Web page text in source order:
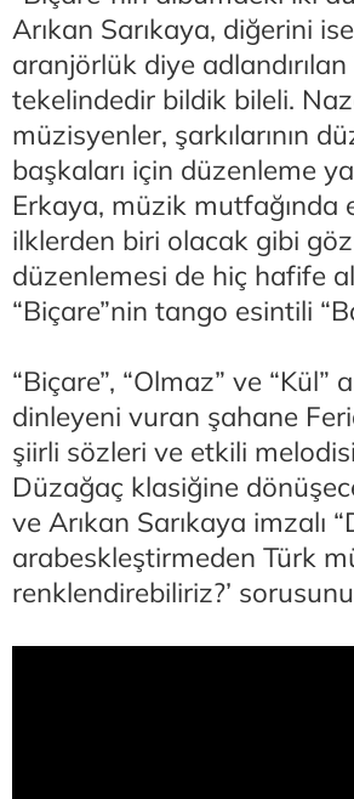
Arıkan Sarıkaya, diğerini
aranjörlük diye
tekelindedir bildik bileli.
müzisyenler, şarkılarının
başkaları için düzenleme
Erkaya, müzik mutfağında
ilklerden biri olacak gibi
düzenlemesi de hiç hafife
“Biçare”nin tango esintili
“Biçare”, “Olmaz” ve “Kül”
dinleyeni vuran şahane
şiirli sözleri ve etkili
Düzağaç klasiğine
ve Arıkan Sarıkaya imzalı
arabeskleştirmeden Türk
renklendirebiliriz?’